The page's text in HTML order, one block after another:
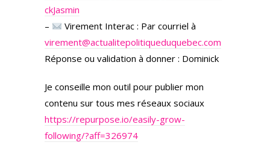
ckJasmin
–
Virement Interac : Par courriel à
virement@actualitepolitiqueduquebec.com
Réponse ou validation à donner : Dominick
Je conseille mon outil pour publier mon
contenu sur tous mes réseaux sociaux
https://repurpose.io/easily-grow-
following/?aff=326974